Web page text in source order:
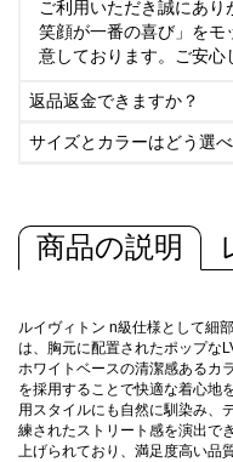
ご利用いただき誠にあ
笑顔が一番の喜び」をモ
意しております。ご安心
返品返金できますか？
サイズとカラーはどう選
商品の説明
ルイヴィトン n級仕様として細
は、胸元に配置されたポップな
ホワイトベースの清潔感あるカ
を採用することで快適な着心地
用スタイルにも自然に馴染み、
練されたストリート感を演出で
上げられており、満足度高い品